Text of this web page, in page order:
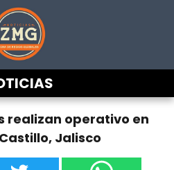
realizan operativo en
Jalisco